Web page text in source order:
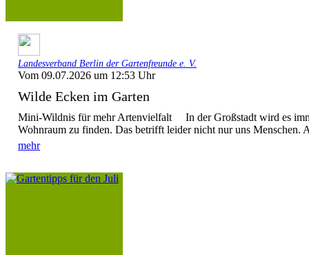
Landesverband Berlin der Gartenfreunde e. V.
Vom 09.07.2026 um 12:53 Uhr
Wilde Ecken im Garten
Mini-Wildnis für mehr Artenvielfalt In der Großstadt wird es
Wohnraum zu finden. Das betrifft leider nicht nur uns Menschen.
mehr